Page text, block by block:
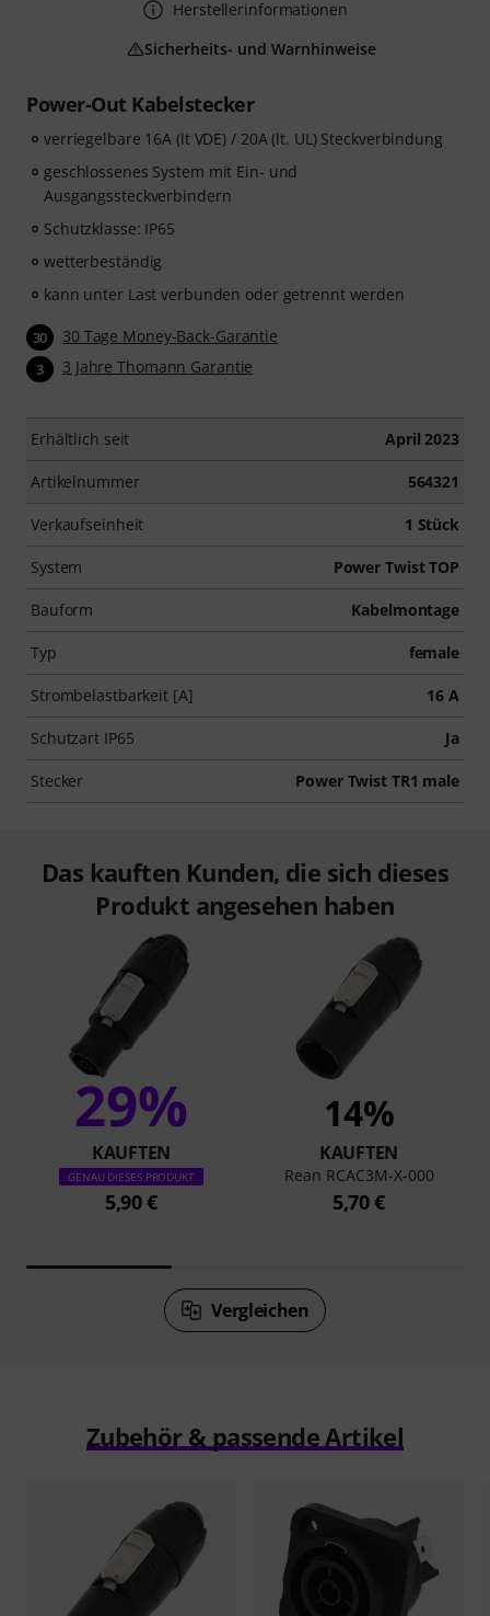
Power-Out Kabelstecker
verriegelbare 16A (lt VDE) / 20A (lt. UL) Steckverbindung
geschlossenes System mit Ein- und
Ausgangssteckverbindern
Schutzklasse: IP65
wetterbeständig
kann unter Last verbunden oder getrennt werden
30 30 Tage Money-Back-Garantie
3 3 Jahre Thomann Garantie
Erhältlich seit April 2023
Artikelnummer 564321
Verkaufseinheit 1 Stück
System Power Twist TOP
Bauform Kabelmontage
Typ female
Strombelastbarkeit [A] 16 A
Schutzart IP65 Ja
Stecker Power Twist TR1 male
Herstellerinformationen
Sicherheits- und Warnhinweise
Das kauften Kunden, die sich dieses
Produkt angesehen haben
29%
KAUFTEN
GENAU DIESES PRODUKT
5,90 €
14%
KAUFTEN
Rean RCAC3M-X-000
5,70 €
Vergleichen
Zubehör & passende Artikel